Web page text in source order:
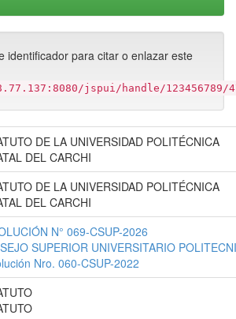
identificador para citar o enlazar este
jspui/handle/123456789/
DE LA UNIVERSIDAD POLITÉCNICA
DEL CARCHI
DE LA UNIVERSIDAD POLITÉCNICA
DEL CARCHI
N° 069-CSUP-2026
SUPERIOR UNIVERSITARIO
Nro. 060-CSUP-2022